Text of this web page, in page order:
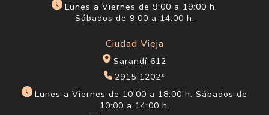
Lunes a Viernes de 9:00 a 19:00 h.
Sábados de 9:00 a 14:00 h.
Ciudad Vieja
Sarandí 612
2915 1202*
Lunes a Viernes de 10:00 a 18:00 h. Sábados de
10:00 a 14:00 h.